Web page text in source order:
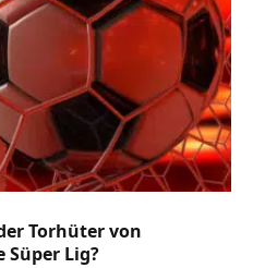
Torhüter von
Lig?